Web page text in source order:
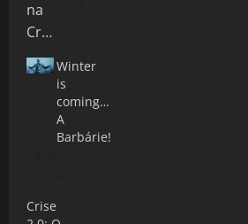
Winter
is
coming…
A
Barbárie!
Crise